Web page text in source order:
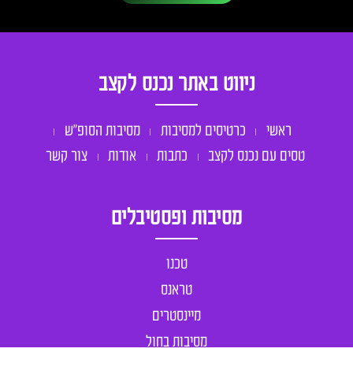
מסיבות ופסטיבלים
טכנו
טראנס
מיינסטרים
מסיבות בחול
ניווט באתר נכנס לקצב
ראשי כרטיסים למסיבות
מסיבות הסופ״ש
טסים עם נכנס לקצב
כתבות אודות צור קשר